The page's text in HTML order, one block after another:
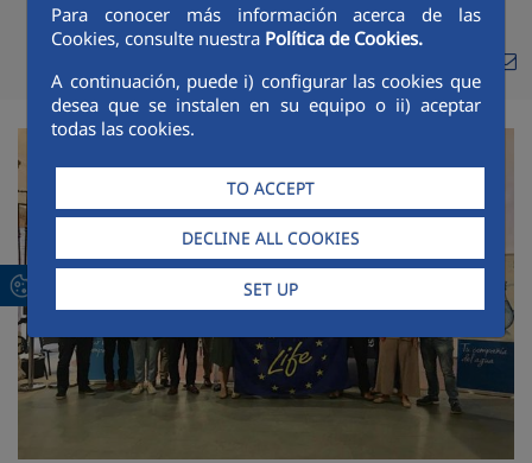
Para conocer más información acerca de las
Cookies, consulte nuestra Política de Cookies.
A continuación, puede i) configurar las cookies que
desea que se instalen en su equipo o ii) aceptar
todas las cookies.
TO ACCEPT
DECLINE ALL COOKIES
SET UP
Compartir en
Compartir